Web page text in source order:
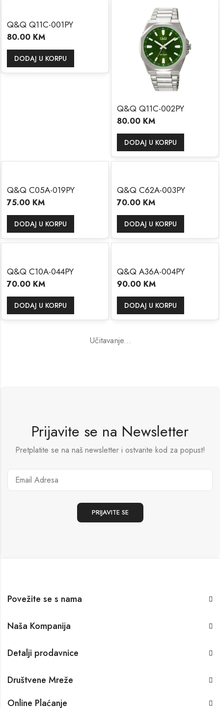
Q&Q Q11C-001PY
80.00 KM
DODAJ U KORPU
Q&Q Q11C-002PY
80.00 KM
DODAJ U KORPU
Q&Q C05A-019PY
75.00 KM
DODAJ U KORPU
Q&Q C62A-003PY
70.00 KM
DODAJ U KORPU
Q&Q C10A-044PY
70.00 KM
DODAJ U KORPU
Q&Q A36A-004PY
90.00 KM
DODAJ U KORPU
Učitavanje...
Prijavite se na Newsletter
Pretplatite se na naš newsletter i ostvarite kod za popust!
Povežite se s nama
Naša Kompanija
Detalji prodavnice
Društvene Mreže
Online Plaćanje